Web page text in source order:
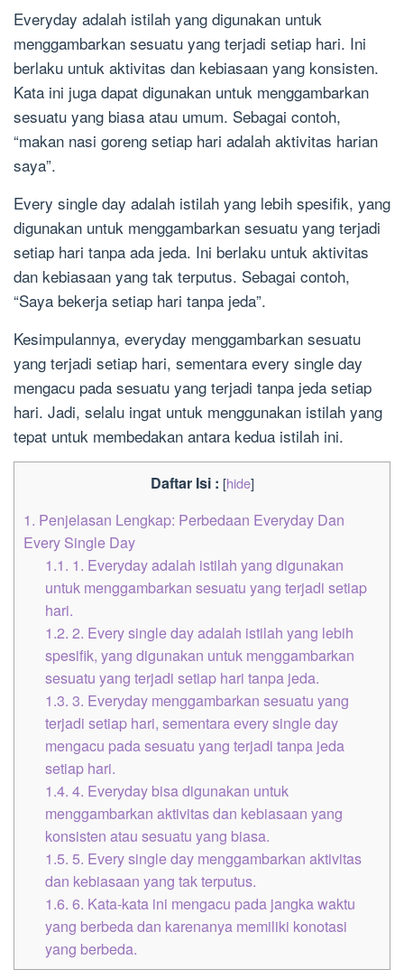
Everyday adalah istilah yang digunakan untuk
menggambarkan sesuatu yang terjadi setiap hari. Ini
berlaku untuk aktivitas dan kebiasaan yang konsisten.
Kata ini juga dapat digunakan untuk menggambarkan
sesuatu yang biasa atau umum. Sebagai contoh,
“makan nasi goreng setiap hari adalah aktivitas harian
saya”.
Every single day adalah istilah yang lebih spesifik, yang
digunakan untuk menggambarkan sesuatu yang terjadi
setiap hari tanpa ada jeda. Ini berlaku untuk aktivitas
dan kebiasaan yang tak terputus. Sebagai contoh,
“Saya bekerja setiap hari tanpa jeda”.
Kesimpulannya, everyday menggambarkan sesuatu
yang terjadi setiap hari, sementara every single day
mengacu pada sesuatu yang terjadi tanpa jeda setiap
hari. Jadi, selalu ingat untuk menggunakan istilah yang
tepat untuk membedakan antara kedua istilah ini.
Daftar Isi : [hide]
1. Penjelasan Lengkap: Perbedaan Everyday Dan
Every Single Day
1.1. 1. Everyday adalah istilah yang digunakan
untuk menggambarkan sesuatu yang terjadi setiap
hari.
1.2. 2. Every single day adalah istilah yang lebih
spesifik, yang digunakan untuk menggambarkan
sesuatu yang terjadi setiap hari tanpa jeda.
1.3. 3. Everyday menggambarkan sesuatu yang
terjadi setiap hari, sementara every single day
mengacu pada sesuatu yang terjadi tanpa jeda
setiap hari.
1.4. 4. Everyday bisa digunakan untuk
menggambarkan aktivitas dan kebiasaan yang
konsisten atau sesuatu yang biasa.
1.5. 5. Every single day menggambarkan aktivitas
dan kebiasaan yang tak terputus.
1.6. 6. Kata-kata ini mengacu pada jangka waktu
yang berbeda dan karenanya memiliki konotasi
yang berbeda.